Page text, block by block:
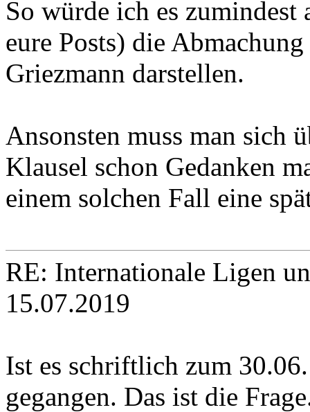
So würde ich es
eure Posts) die
Griezmann darstellen.
Ansonsten muss man sich
Klausel schon Gedanken
einem solchen Fall eine
RE: Internationale Ligen
15.07.2019
Ist es schriftlich zum
gegangen. Das ist die